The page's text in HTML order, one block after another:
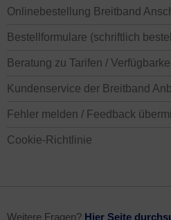
Onlinebestellung Breitband
Bestellformulare (schriftlich
Beratung zu Tarifen /
Kundenservice der Breitband
Fehler melden / Feedback
Cookie-Richtlinie
Weitere Fragen? Hier Seite